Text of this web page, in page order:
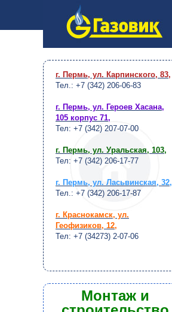
г. Пермь, ул. Карпинского, 83,
Тел.: +7 (342) 206-06-83
г. Пермь, ул. Героев Хасана,
105 корпус 71,
Тел: +7 (342) 207-07-00
г. Пермь, ул. Уральская, 103,
Тел: +7 (342) 206-17-77
г. Пермь, ул. Ласьвинская, 32,
Тел.: +7 (342) 206-17-87
г. Краснокамск, ул.
Геофизиков, 12,
Тел: +7 (34273) 2-07-06
Монтаж и